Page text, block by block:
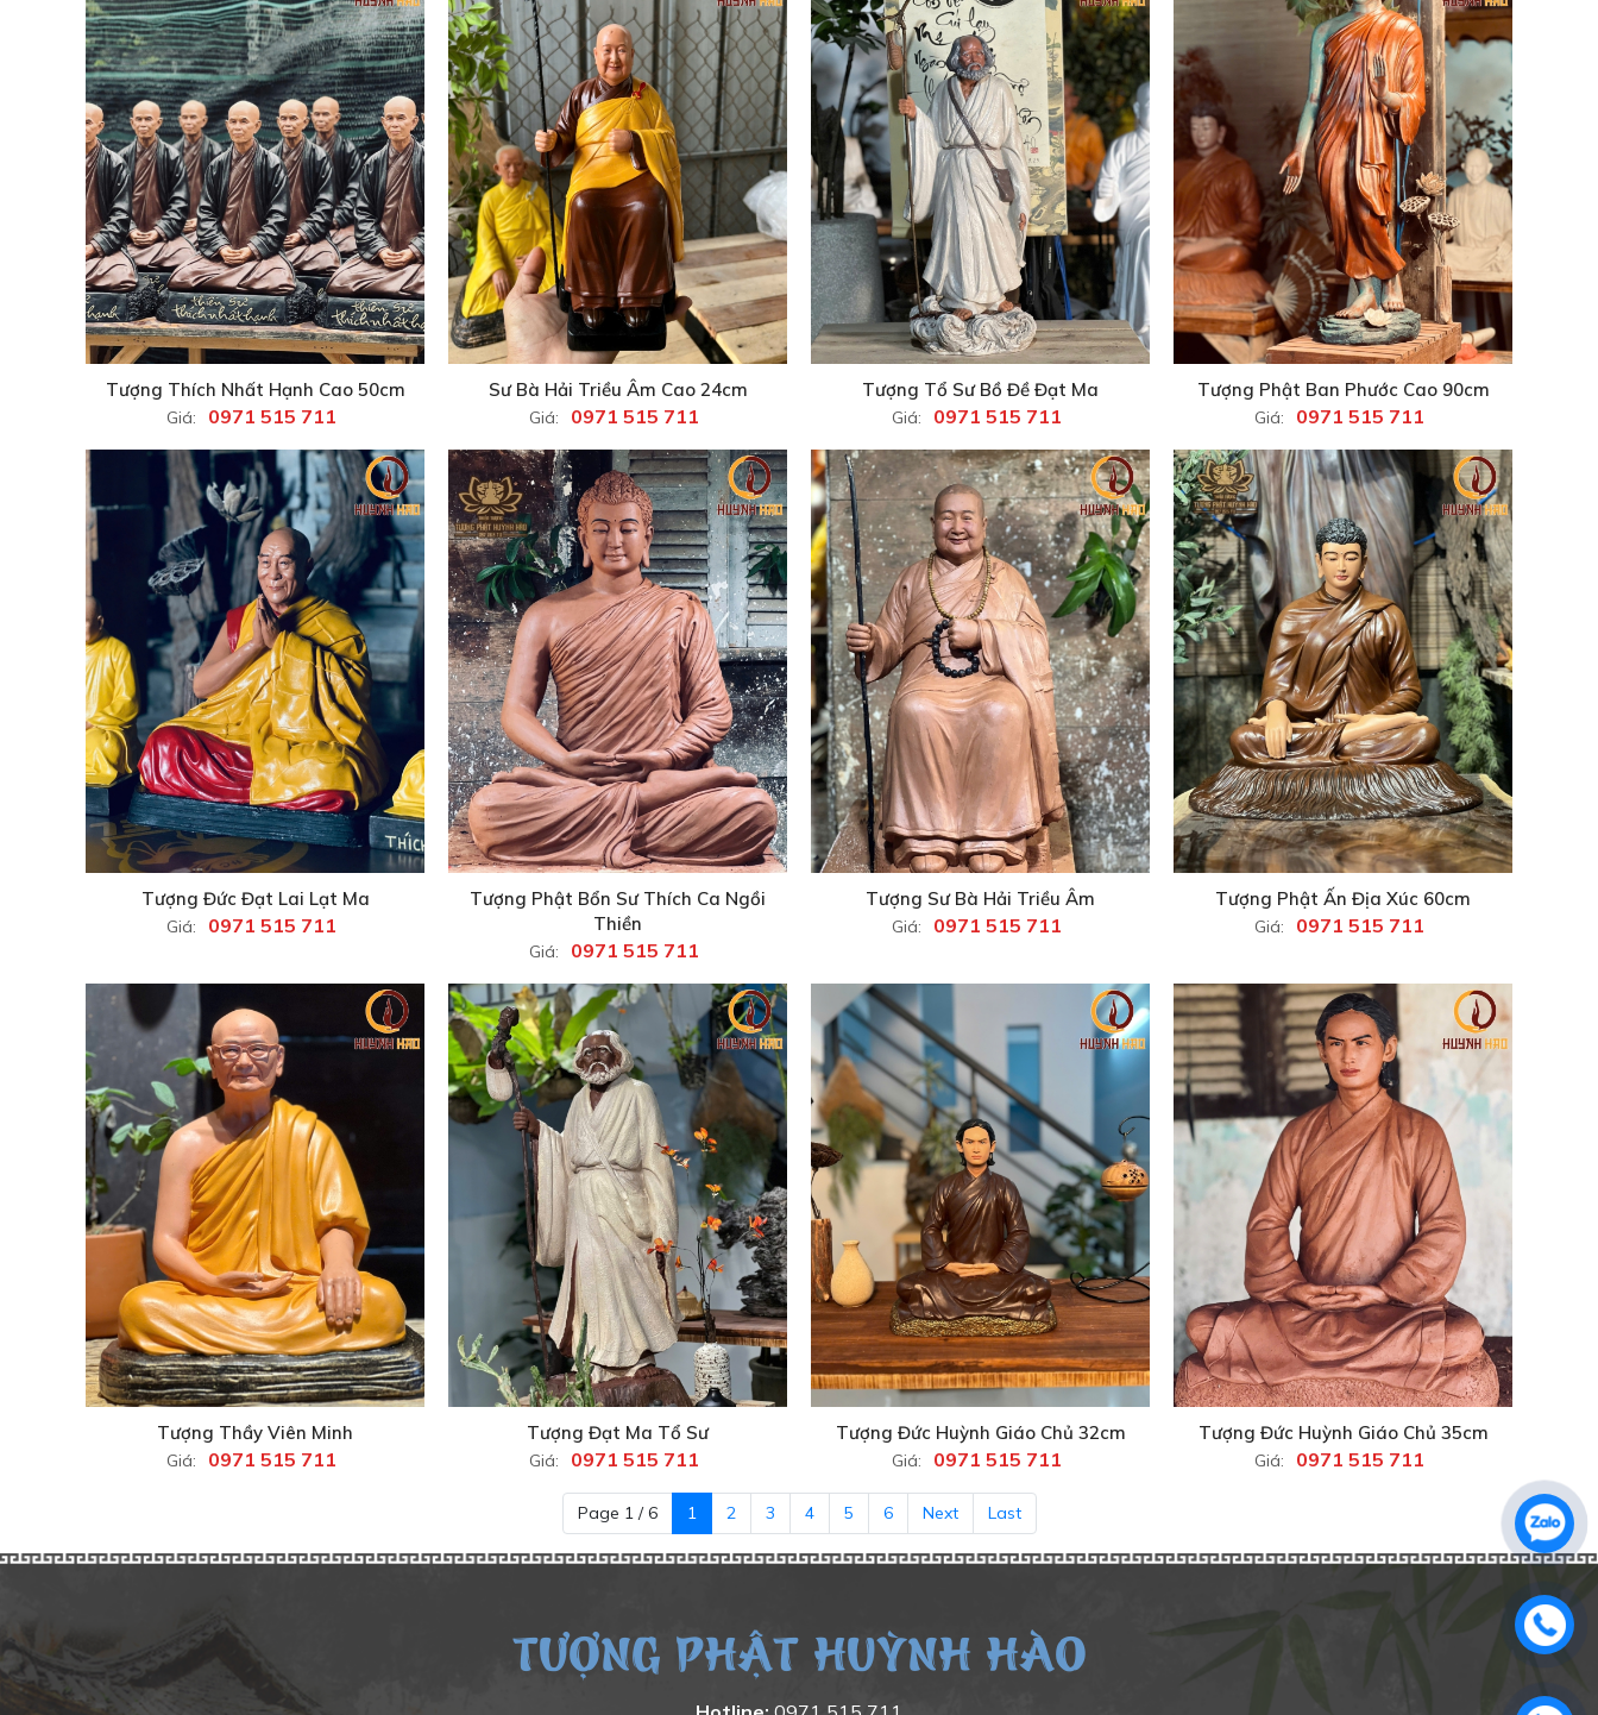
Tượng Thích Nhất Hạnh Cao 50cm
Giá: 0971 515 711
Sư Bà Hải Triều Âm Cao 24cm
Giá: 0971 515 711
Tượng Tổ Sư Bồ Đề Đạt Ma
Giá: 0971 515 711
Tượng Phật Ban Phước Cao 90cm
Giá: 0971 515 711
Tượng Đức Đạt Lai Lạt Ma
Giá: 0971 515 711
Tượng Phật Bổn Sư Thích Ca Ngồi
Thiền
Giá: 0971 515 711
Tượng Sư Bà Hải Triều Âm
Giá: 0971 515 711
Tượng Phật Ấn Địa Xúc 60cm
Giá: 0971 515 711
Tượng Thầy Viên Minh
Giá: 0971 515 711
Tượng Đạt Ma Tổ Sư
Giá: 0971 515 711
Tượng Đức Huỳnh Giáo Chủ 32cm
Giá: 0971 515 711
Tượng Đức Huỳnh Giáo Chủ 35cm
Giá: 0971 515 711
Page 1 / 6 1 2 3 4 5 6 Next Last
TƯỢNG PHẬT HUỲNH HÀO